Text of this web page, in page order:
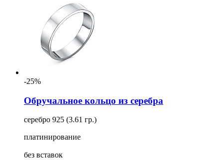
-25%
Обручальное кольцо из серебра
серебро 925 (3.61 гр.)
платинирование
без вставок